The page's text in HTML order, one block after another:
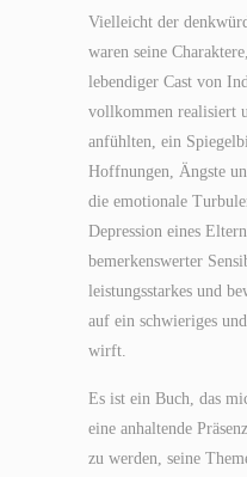
Vielleicht der
waren seine
lebendiger Cast von
vollkommen realisiert
anfühlten, ein
Hoffnungen, Ängste
die emotionale
Depression eines
bemerkenswerter
leistungsstarkes und
auf ein schwieriges
wirft.
Es ist ein Buch, das
eine anhaltende
zu werden, seine